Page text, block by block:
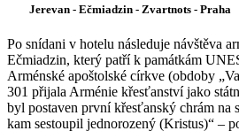
Jerevan - Ečmiadzin - Zvartnots - Praha
Po snídani v hotelu následuje návštěva
Ečmiadzin, který patří k památkám
Arménské apoštolské církve (obdoby
301 přijala Arménie křesťanství jako
byl postaven první křesťanský chrám na
kam sestoupil jednorozený (Kristus)“ –